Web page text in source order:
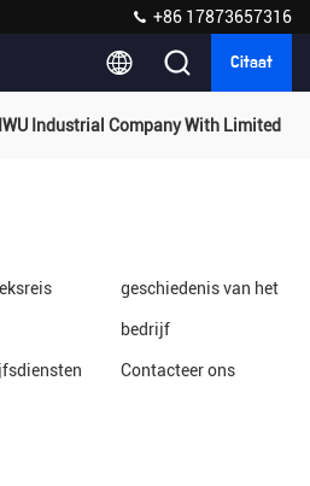
+86 17873657316
Citaat
Industrial Company With Limited
geschiedenis van het
bedrijf
Contacteer ons